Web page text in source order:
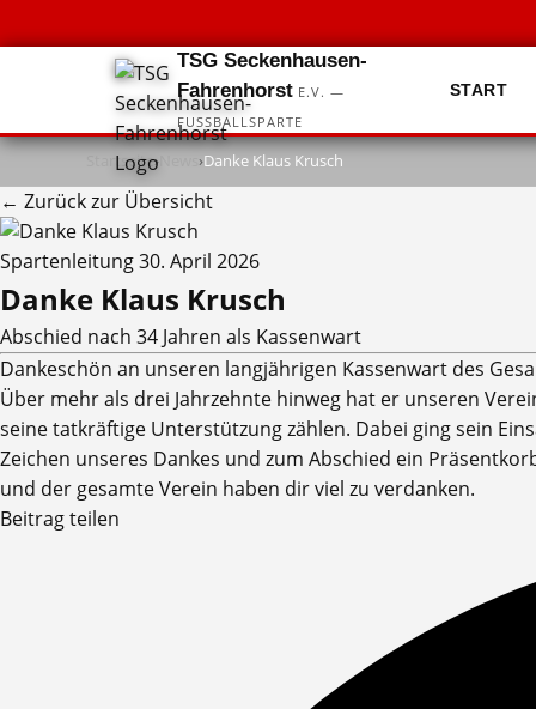
TSG Seckenhausen-
Fahrenhorst E.V. —
FUSSBALLSPARTE
START
Startseite› ›Danke Klaus Krusch
← Zurück zur Übersicht
Spartenleitung30. April 2026
Danke Klaus Krusch
Abschied nach 34 Jahren als Kassenwart
Dankeschön an unseren langjährigen Kassenwart des
Über mehr als drei Jahrzehnte hinweg hat er unseren
seine tatkräftige Unterstützung zählen. Dabei ging sein
Zeichen unseres Dankes und zum Abschied ein
und der gesamte Verein haben dir viel zu verdanken.
Beitrag teilen